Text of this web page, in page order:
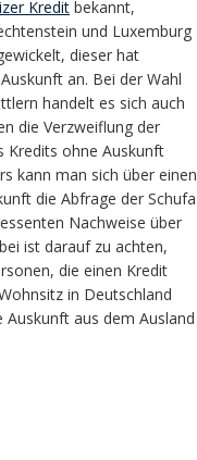
Kredit bekannt,
und Luxemburg
dieser hat
an. Bei der Wahl
handelt es sich auch
die Verzweiflung der
Kredits ohne Auskunft
kann man sich über einen
die Abfrage der Schufa
Nachweise über
ist darauf zu achten,
die einen Kredit
in Deutschland
aus dem Ausland